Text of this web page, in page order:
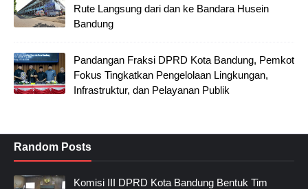
Rute Langsung dari dan ke Bandara Husein
Bandung
Pandangan Fraksi DPRD Kota Bandung, Pemkot
Fokus Tingkatkan Pengelolaan Lingkungan,
Infrastruktur, dan Pelayanan Publik
Random Posts
Komisi III DPRD Kota Bandung Bentuk Tim